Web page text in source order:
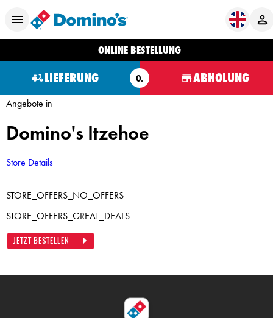
ONLINE BESTELLUNG
LIEFERUNG O. ABHOLUNG
Angebote in
Domino's Itzehoe
Store Details
STORE_OFFERS_NO_OFFERS
STORE_OFFERS_GREAT_DEALS
JETZT BESTELLEN